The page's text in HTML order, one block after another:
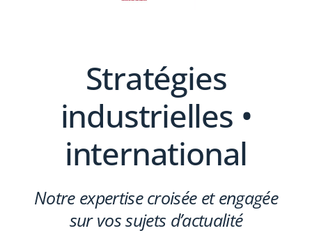
Stratégies
industrielles •
international
Notre expertise croisée et engagée
sur vos sujets d’actualité